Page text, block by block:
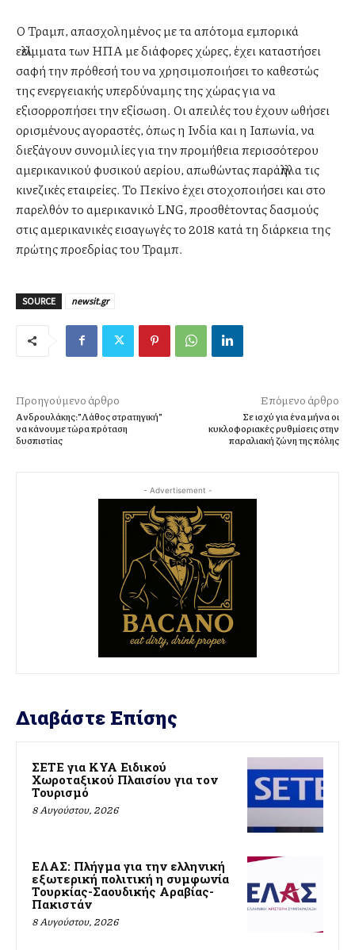
Ο Τραμπ, απασχολημένος με τα απότομα εμπορικά
ελλείμματα των ΗΠΑ με διάφορες χώρες, έχει καταστήσει
σαφή την πρόθεσή του να χρησιμοποιήσει το καθεστώς
της ενεργειακής υπερδύναμης της χώρας για να
εξισορροπήσει την εξίσωση. Οι απειλές του έχουν ωθήσει
ορισμένους αγοραστές, όπως η Ινδία και η Ιαπωνία, να
διεξάγουν συνομιλίες για την προμήθεια περισσότερου
αμερικανικού φυσικού αερίου, απωθώντας παράλληλα τις
κινεζικές εταιρείες. Το Πεκίνο έχει στοχοποιήσει και στο
παρελθόν το αμερικανικό LNG, προσθέτοντας δασμούς
στις αμερικανικές εισαγωγές το 2018 κατά τη διάρκεια της
πρώτης προεδρίας του Τραμπ.
SOURCE newsit.gr
Προηγούμενο άρθρο
Ανδρουλάκης:”Λάθος στρατηγική”
να κάνουμε τώρα πρόταση
δυσπιστίας
Επόμενο άρθρο
Σε ισχύ για ένα μήνα οι
κυκλοφοριακές ρυθμίσεις στην
παραλιακή ζώνη της πόλης
- Advertisement -
Διαβάστε Επίσης
ΣΕΤΕ για ΚΥΑ Ειδικού
Χωροταξικού Πλαισίου για τον
Τουρισμό
8 Αυγούστου, 2026
ΕΛΑΣ: Πλήγμα για την ελληνική
εξωτερική πολιτική η συμφωνία
Τουρκίας-Σαουδικής Αραβίας-
Πακιστάν
8 Αυγούστου, 2026